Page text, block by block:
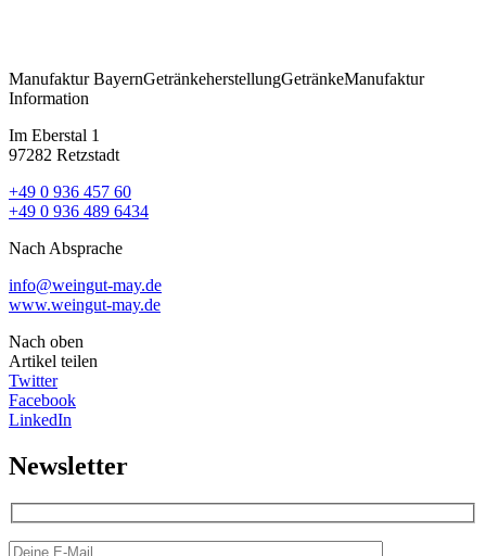
Manufaktur BayernGetränkeherstellungGetränkeManufaktur
Information
Im Eberstal 1
97282 Retzstadt
+49 0 936 457 60
+49 0 936 489 6434
Nach Absprache
info@weingut-may.de
www.weingut-may.de
Nach oben
Artikel teilen
Twitter
Facebook
LinkedIn
Newsletter